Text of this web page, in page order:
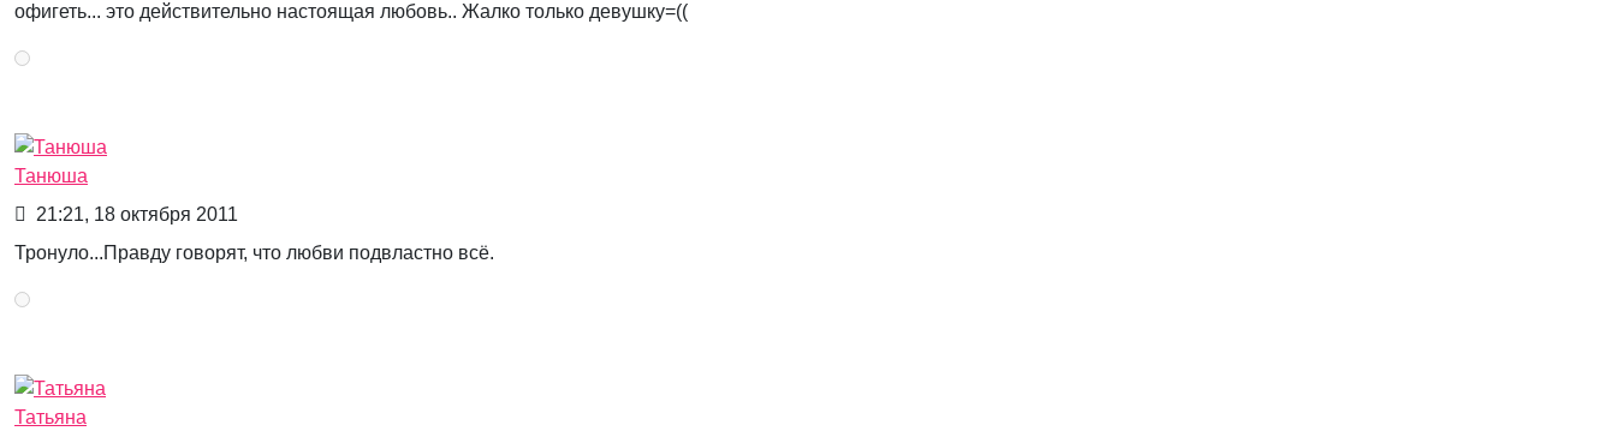
офигеть... это действительно настоящая любовь.. Жалко только девушку=((
Танюша
21:21, 18 октября 2011
Тронуло...Правду говорят, что любви подвластно всё.
Татьяна